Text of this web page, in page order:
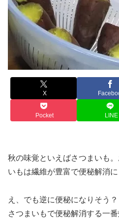
X
Pocket LINE
秋の味覚といえばさつまいも
いもは繊維が豊富で便秘解消に
え、でも逆に便秘になりそう？
さつまいもで便秘解消する一